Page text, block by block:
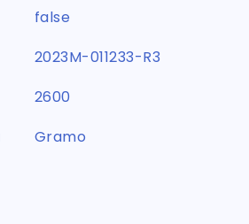
false
2023M-011233-R3
2600
Gramo